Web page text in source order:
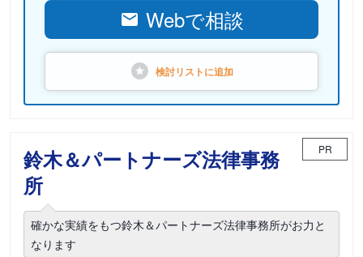
Webで相談
検討リストに追加
鈴木＆パートナーズ法律事務
所
PR
確かな実績をもつ鈴木＆パートナーズ法律事務所がお力と
なります